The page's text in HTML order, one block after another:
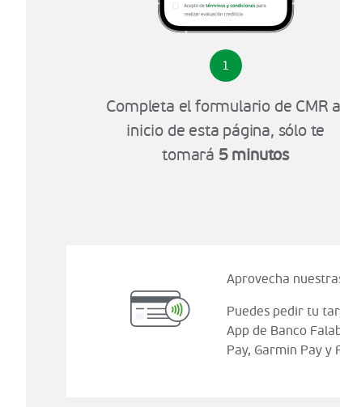
1
Completa el formulario de CMR
inicio de esta página, sólo te
tomará 5 minutos
Aprovecha
Puedes pedir tu
App de Banco
Pay, Garmin Pay y